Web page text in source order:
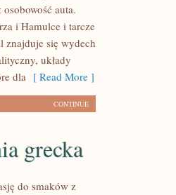
auta.
i Hamulce i tarcze
znajduje się wydech
układy
dla [ Read More ]
CONTINUE
grecka
do smaków z